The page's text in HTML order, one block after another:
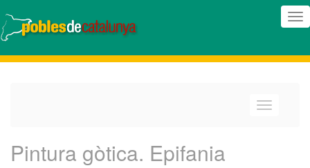
Pintura gòtica. Epifania